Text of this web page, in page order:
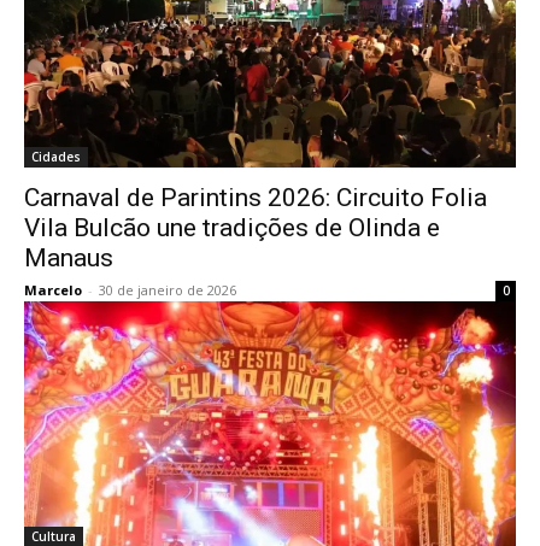
Cidades
Carnaval de Parintins 2026: Circuito Folia
Vila Bulcão une tradições de Olinda e
Manaus
Marcelo - 30 de janeiro de 2026 0
Cultura